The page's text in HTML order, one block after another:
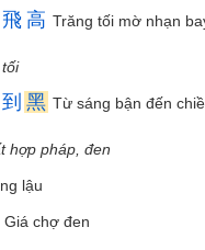
飛 高 Trăng tối mờ nhạn
到 黑 Từ sáng bận đến
hợp pháp, đen
lậu
Giá chợ đen